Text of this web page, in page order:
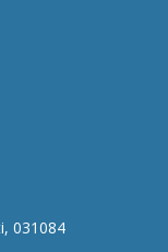
031084